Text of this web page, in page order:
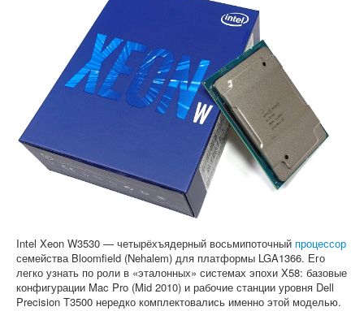
Конференция
Системные программы
Intel Xeon W3530 — четырёхъядерный восьмипоточный процессор
семейства Bloomfield (Nehalem) для платформы LGA1366. Его
легко узнать по роли в «эталонных» системах эпохи X58: базовые
конфигурации Mac Pro (Mid 2010) и рабочие станции уровня Dell
Precision T3500 нередко комплектовались именно этой моделью.